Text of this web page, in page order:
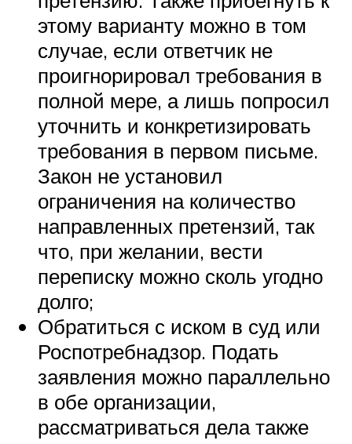
этому варианту можно в том
случае, если ответчик не
проигнорировал требования в
полной мере, а лишь попросил
уточнить и конкретизировать
требования в первом письме.
Закон не установил
ограничения на количество
направленных претензий, так
что, при желании, вести
переписку можно сколь угодно
долго;
Обратиться с иском в суд или
Роспотребнадзор. Подать
заявления можно параллельно
в обе организации,
рассматриваться дела также